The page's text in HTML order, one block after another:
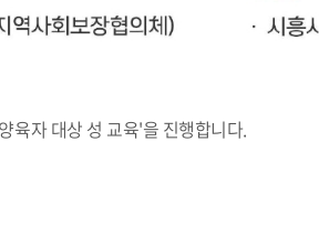
육자 대상 성 교육'을 진행합니다.